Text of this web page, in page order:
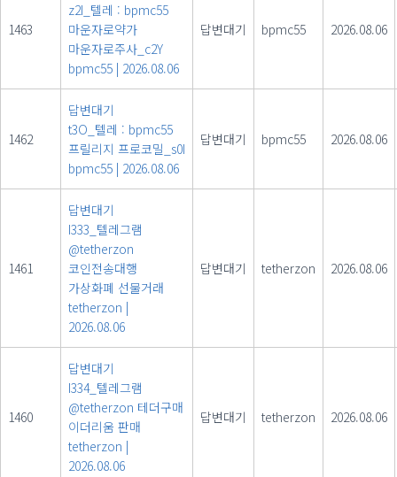
1463
z2I_텔레 : bpmc55
마운자로약가
마운자로주사_c2Y
bpmc55 | 2026.08.06
답변대기 bpmc55 2026.08.06
1462
답변대기
t3O_텔레 : bpmc55
프릴리지 프로코밀_s0I
bpmc55 | 2026.08.06
답변대기 bpmc55 2026.08.06
1461
답변대기
I333_텔레그램
@tetherzon
코인전송대행
가상화폐 선물거래
tetherzon |
2026.08.06
답변대기 tetherzon 2026.08.06
1460
답변대기
I334_텔레그램
@tetherzon 테더구매
이더리움 판매
tetherzon |
2026.08.06
답변대기 tetherzon 2026.08.06